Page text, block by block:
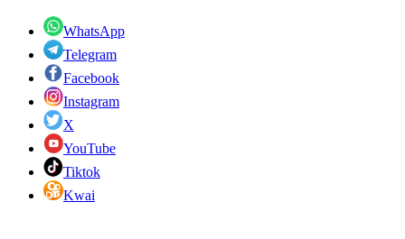
WhatsApp
Telegram
Facebook
Instagram
X
YouTube
Tiktok
Kwai